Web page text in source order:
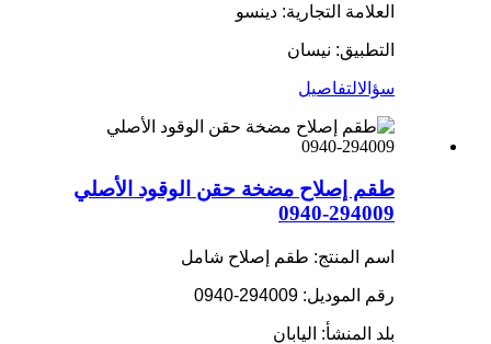
العلامة التجارية: دينسو
التطبيق: نيسان
سؤالالتفاصيل
طقم إصلاح مضخة حقن الوقود الأصلي
294009-0940
اسم المنتج: طقم إصلاح شامل
رقم الموديل: 294009-0940
بلد المنشأ: اليابان